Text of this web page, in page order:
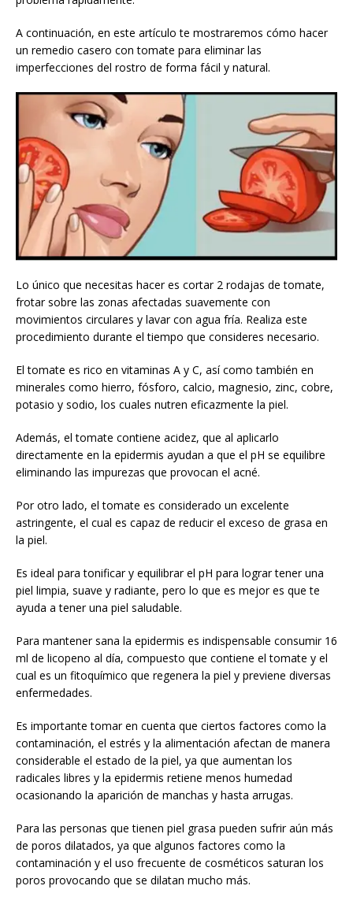
A continuación, en este artículo te mostraremos cómo hacer
un remedio casero con tomate para eliminar las
imperfecciones del rostro de forma fácil y natural.
Lo único que necesitas hacer es cortar 2 rodajas de tomate,
frotar sobre las zonas afectadas suavemente con
movimientos circulares y lavar con agua fría. Realiza este
procedimiento durante el tiempo que consideres necesario.
El tomate es rico en vitaminas A y C, así como también en
minerales como hierro, fósforo, calcio, magnesio, zinc, cobre,
potasio y sodio, los cuales nutren eficazmente la piel.
Además, el tomate contiene acidez, que al aplicarlo
directamente en la epidermis ayudan a que el pH se equilibre
eliminando las impurezas que provocan el acné.
Por otro lado, el tomate es considerado un excelente
astringente, el cual es capaz de reducir el exceso de grasa en
la piel.
Es ideal para tonificar y equilibrar el pH para lograr tener una
piel limpia, suave y radiante, pero lo que es mejor es que te
ayuda a tener una piel saludable.
Para mantener sana la epidermis es indispensable consumir 16
ml de licopeno al día, compuesto que contiene el tomate y el
cual es un fitoquímico que regenera la piel y previene diversas
enfermedades.
Es importante tomar en cuenta que ciertos factores como la
contaminación, el estrés y la alimentación afectan de manera
considerable el estado de la piel, ya que aumentan los
radicales libres y la epidermis retiene menos humedad
ocasionando la aparición de manchas y hasta arrugas.
Para las personas que tienen piel grasa pueden sufrir aún más
de poros dilatados, ya que algunos factores como la
contaminación y el uso frecuente de cosméticos saturan los
poros provocando que se dilatan mucho más.